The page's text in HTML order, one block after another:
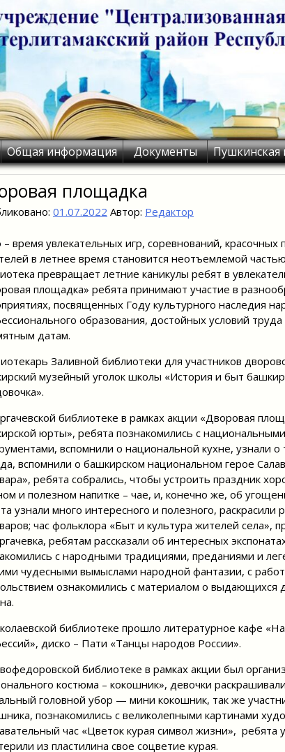
Общая информация Документы Пушкинская
площадка
01.07.2022 Автор: Редактор
– время увлекательных игр, соревнований,
в летнее время становится неотъемлемой
превращает летние каникулы ребят в
площадка» ребята принимают участие в
посвященных Году культурного наследия
образования, достойных условий
датам.
Заливной библиотеки для участников
музейный уголок школы «История и быт
библиотеке в рамках акции «Дворовая
юрты», ребята познакомились с
вспомнили о национальной кухне, узнали
вспомнили о башкирском национальном герое
ребята собрались, чтобы устроить праздник
и полезном напитке – чае, и, конечно же, об
узнали много интересного и полезного, раскрасили
час фольклора «Быт и культура жителей
ребятам рассказали об интересных
с народными традициями, преданиями и
чудесными вымыслами народной фантазии, с
ознакомились с материалом о выдающихся
библиотеке прошло литературное кафе
диско – Пати «Танцы народов России».
библиотеке в рамках акции был
костюма – кокошник», девочки
головной убор — мини кокошник, так же
познакомились с великолепными картинами
час «Цветок курая символ жизни», ребята
из пластилина свое соцветие курая.